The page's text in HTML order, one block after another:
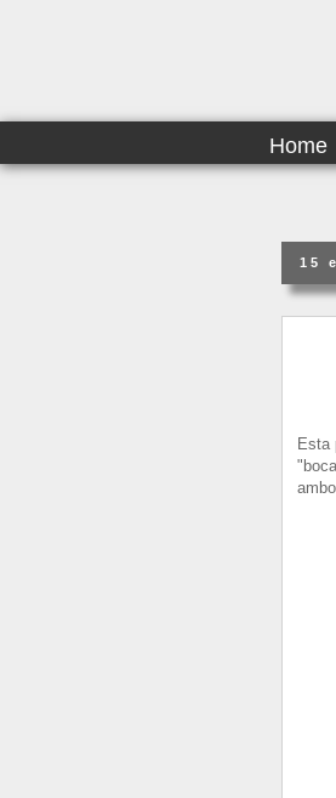
Home
15
Esta